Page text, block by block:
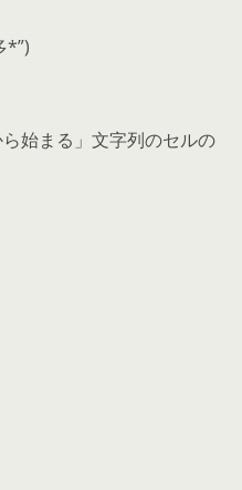
*”)
始まる」文字列のセルの